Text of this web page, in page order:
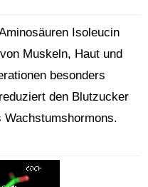
Isoleucin
Muskeln, Haut und
besonders
den Blutzucker